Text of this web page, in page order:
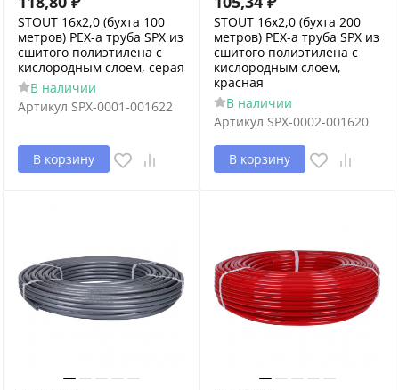
STOUT 16х2,0 (бухта 100
метров) PEX-a труба SPX из
сшитого полиэтилена с
кислородным слоем, серая
В наличии
Артикул SPX-0001-001622
В корзину
STOUT 16х2,0 (бухта 200
метров) PEX-a труба SPX из
сшитого полиэтилена с
кислородным слоем,
красная
В наличии
Артикул SPX-0002-001620
В корзину